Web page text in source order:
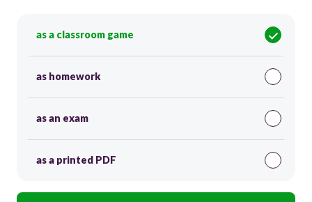
as a classroom game
as homework
as an exam
as a printed PDF